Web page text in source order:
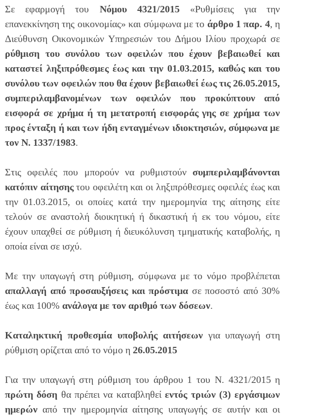
Σε εφαρμογή του Νόμου 4321/2015«Ρυθμίσεις για την
επανεκκίνηση της οικονομίας» και σύμφωνα με το άρθρο 1 παρ. 4, η
Διεύθυνση Οικονομικών Υπηρεσιών του Δήμου Ιλίου προχωρά σε
ρύθμιση του συνόλου των οφειλών που έχουν βεβαιωθεί και
καταστεί ληξιπρόθεσμες έως και την 01.03.2015, καθώς και του
συνόλου των οφειλών που θα έχουν βεβαιωθεί έως τις 26.05.2015,
συμπεριλαμβανομένων των οφειλών που προκύπτουν από
εισφορά σε χρήμα ή τη μετατροπή εισφοράς γης σε χρήμα των
προς ένταξη ή και των ήδη ενταγμένων ιδιοκτησιών, σύμφωνα με
τον N. 1337/1983.
Στις οφειλές που μπορούν να ρυθμιστούνσυμπεριλαμβάνονται
κατόπιν αίτησηςτου οφειλέτη και οι ληξιπρόθεσμες οφειλές έως και
την 01.03.2015, οι οποίες κατά την ημερομηνία της αίτησης είτε
τελούν σε αναστολή διοικητική ή δικαστική ή εκ του νόμου, είτε
έχουν υπαχθεί σε ρύθμιση ή διευκόλυνση τμηματικής καταβολής, η
οποία είναι σε ισχύ.
Με την υπαγωγή στη ρύθμιση, σύμφωνα με το νόμο προβλέπεται
απαλλαγή από προσαυξήσεις και πρόστιμα σε ποσοστό από 30%
έως και 100% ανάλογα με τον αριθμό των δόσεων.
Καταληκτική προθεσμία υποβολής αιτήσεωνγια υπαγωγή στη
ρύθμιση ορίζεται από το νόμο η 26.05.2015
Για την υπαγωγή στη ρύθμιση του άρθρου 1 του Ν. 4321/2015 η
πρώτη δόση θα πρέπει να καταβληθείεντός τριών (3) εργάσιμων
ημερών από την ημερομηνία αίτησης υπαγωγής σε αυτήν και οι